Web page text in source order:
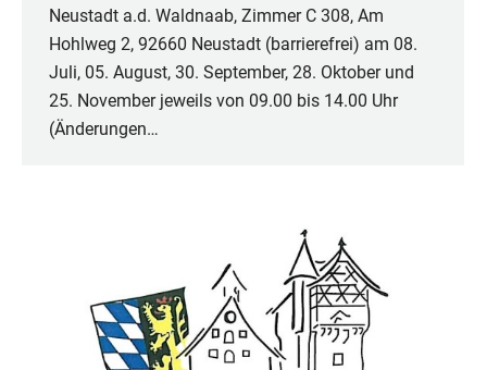
Neustadt a.d. Waldnaab, Zimmer C 308, Am
Hohlweg 2, 92660 Neustadt (barrierefrei) am 08.
Juli, 05. August, 30. September, 28. Oktober und
25. November jeweils von 09.00 bis 14.00 Uhr
(Änderungen…